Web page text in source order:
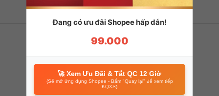
1 sao
0
Độ an toàn
0%
Nội thất và vệ sinh
Thông tin chính xác
0%
Đang có ưu đãi Shopee hấp dẫn!
99.000
🚀 Xem Ưu Đãi & Tắt QC 12 Giờ
(Sẽ mở ứng dụng Shopee - Bấm "Quay lại" để xem tiếp
KQXS)